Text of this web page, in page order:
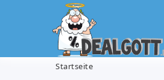
Startseite